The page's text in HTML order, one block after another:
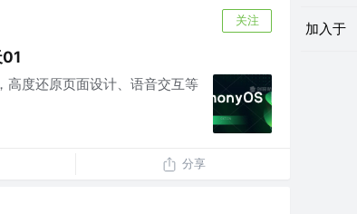
关注
度还原页面设计、语音交互等
分享
加入于